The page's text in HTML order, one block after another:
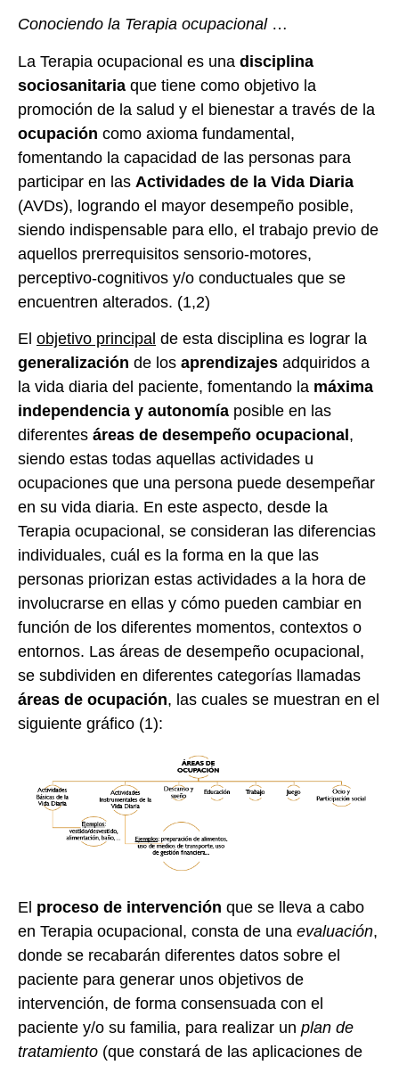
Conociendo la Terapia ocupacional…
La Terapia ocupacional es una disciplina
sociosanitaria que tiene como objetivo la
promoción de la salud y el bienestar a través de la
ocupación como axioma fundamental,
fomentando la capacidad de las personas para
participar en las Actividades de la Vida Diaria
(AVDs), logrando el mayor desempeño posible,
siendo indispensable para ello, el trabajo previo de
aquellos prerrequisitos sensorio-motores,
perceptivo-cognitivos y/o conductuales que se
encuentren alterados. (1,2)
El objetivo principal de esta disciplina es lograr la
generalización de los aprendizajes adquiridos a
la vida diaria del paciente, fomentando la máxima
independencia y autonomía posible en las
diferentes áreas de desempeño ocupacional ,
siendo estas todas aquellas actividades u
ocupaciones que una persona puede desempeñar
en su vida diaria. En este aspecto, desde la
Terapia ocupacional, se consideran las diferencias
individuales, cuál es la forma en la que las
personas priorizan estas actividades a la hora de
involucrarse en ellas y cómo pueden cambiar en
función de los diferentes momentos, contextos o
entornos. Las áreas de desempeño ocupacional,
se subdividen en diferentes categorías llamadas
áreas de ocupación, las cuales se muestran en el
siguiente gráfico (1):
El proceso de intervención que se lleva a cabo
en Terapia ocupacional, consta de una evaluación,
donde se recabarán diferentes datos sobre el
paciente para generar unos objetivos de
intervención, de forma consensuada con el
paciente y/o su familia, para realizar un plan de
tratamiento (que constará de las aplicaciones de